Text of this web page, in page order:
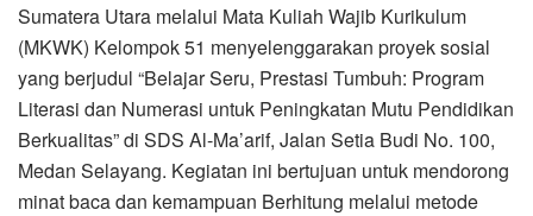
Sumatera Utara melalui Mata Kuliah Wajib Kurikulum
(MKWK) Kelompok 51 menyelenggarakan proyek sosial
yang berjudul “Belajar Seru, Prestasi Tumbuh: Program
Literasi dan Numerasi untuk Peningkatan Mutu Pendidikan
Berkualitas” di SDS Al-Ma’arif, Jalan Setia Budi No. 100,
Medan Selayang. Kegiatan ini bertujuan untuk mendorong
minat baca dan kemampuan Berhitung melalui metode